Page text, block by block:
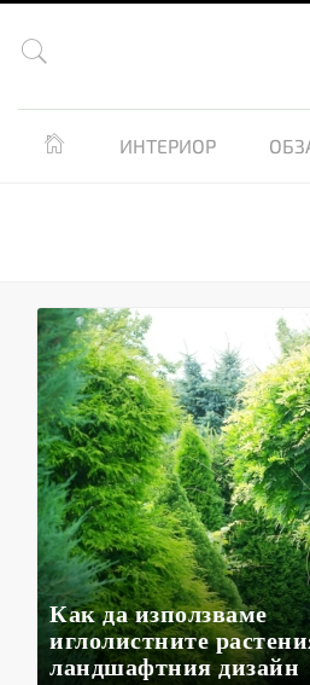

 ИНТЕРИОР
Как да използваме
иглолистните
ландшафтния дизайн